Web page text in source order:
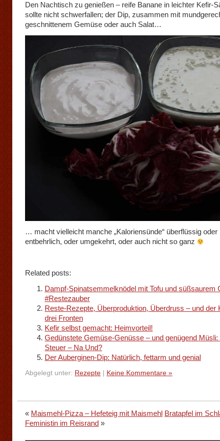
Den Nachtisch zu genießen – reife Banane in leichter Kefir-
sollte nicht schwerfallen; der Dip, zusammen mit
geschnittenem Gemüse oder auch Salat…
… macht vielleicht manche „Kaloriensünde“ überflüssig oder
entbehrlich, oder umgekehrt, oder auch nicht so ganz
Related posts:
Dampf-Spinatsemmelknödel mit Tofu und süßsaurem
#Restezauber
Reste-Rezepte, Überproduktion, Überdruss – und der
drei Fronten
Kefir selbst gemacht: Heimvorteil!
Gedünstete Gemüse-Genüsse – und genügend
Steuer – Na Und?
Der Auberginen-Dip: Natürlich, fettarm und genial
Abgelegt unter: Rezepte Keine Kommentare »
« Maismehl-Pizza – Hefeteig mit Maismehl Bratapfel im
Feministin im Reisrand »